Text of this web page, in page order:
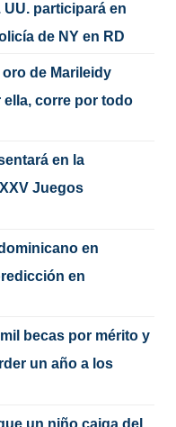
UU. participará en
de NY en RD
de Marileidy
ella, corre por todo
en la
Juegos
en
en
becas por mérito y
un año a los
un niño caiga del